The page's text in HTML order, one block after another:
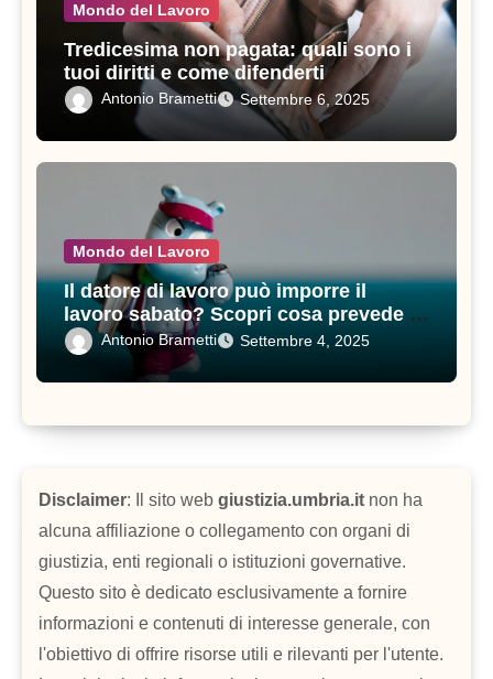
Mondo del Lavoro
Tredicesima non pagata: quali sono i
tuoi diritti e come difenderti
Antonio Brametti Settembre 6, 2025
Mondo del Lavoro
Il datore di lavoro può imporre il
lavoro sabato? Scopri cosa prevede il
contratto di lavoro
Antonio Brametti Settembre 4, 2025
Disclaimer: Il sito web giustizia.umbria.it non ha
alcuna affiliazione o collegamento con organi di
giustizia, enti regionali o istituzioni governative.
Questo sito è dedicato esclusivamente a fornire
informazioni e contenuti di interesse generale, con
l'obiettivo di offrire risorse utili e rilevanti per l'utente.